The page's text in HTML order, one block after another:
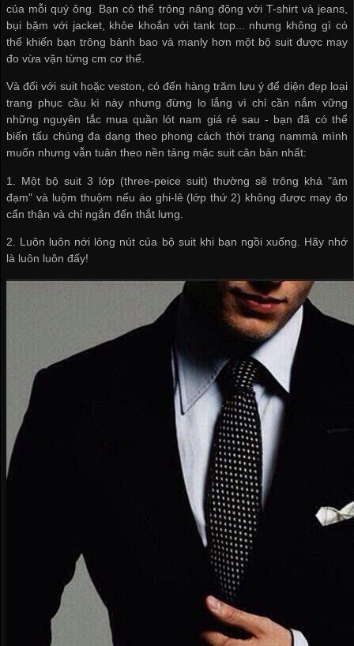
của mỗi quý ông. Bạn có thể trông năng động với T-shirt và jeans,
bụi bặm với jacket, khỏe khoắn với tank top... nhưng không gì có
thể khiến bạn trông bảnh bao và manly hơn một bộ suit được may
đo vừa vặn từng cm cơ thể.
Và đối với suit hoặc veston, có đến hàng trăm lưu ý để diện đẹp loại
trang phục cầu kì này nhưng đừng lo lắng vì chỉ cần nắm vững
những nguyên tắc mua quần lót nam giá rẻ sau - bạn đã có thể
biến tấu chúng đa dạng theo phong cách thời trang nammà mình
muốn nhưng vẫn tuân theo nền tảng mặc suit căn bản nhất:
1. Một bộ suit 3 lớp (three-peice suit) thường sẽ trông khá "ảm
đạm" và luộm thuộm nếu áo ghi-lê (lớp thứ 2) không được may đo
cẩn thận và chỉ ngắn đến thắt lưng.
2. Luôn luôn nới lỏng nút của bộ suit khi bạn ngồi xuống. Hãy nhớ
là luôn luôn đấy!